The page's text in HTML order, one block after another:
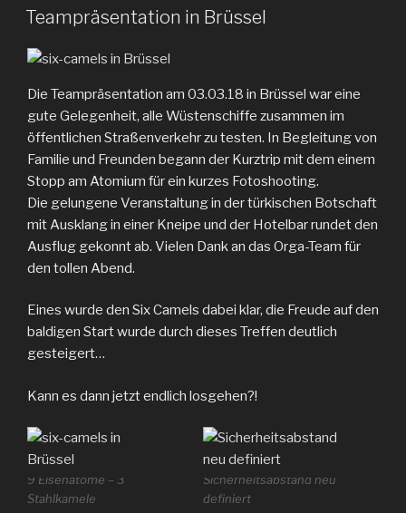
AM
Teampräsentation in Brüssel
Die Teampräsentation am 03.03.18 in Brüssel war eine
gute Gelegenheit, alle Wüstenschiffe zusammen im
öffentlichen Straßenverkehr zu testen. In Begleitung von
Familie und Freunden begann der Kurztrip mit dem einem
Stopp am Atomium für ein kurzes Fotoshooting.
Die gelungene Veranstaltung in der türkischen Botschaft
mit Ausklang in einer Kneipe und der Hotelbar rundet den
Ausflug gekonnt ab. Vielen Dank an das Orga-Team für
den tollen Abend.
Eines wurde den Six Camels dabei klar, die Freude auf den
baldigen Start wurde durch dieses Treffen deutlich
gesteigert…
Kann es dann jetzt endlich losgehen?!
9 Eisenatome – 3
Stahlkamele
Sicherheitsabstand neu
definiert